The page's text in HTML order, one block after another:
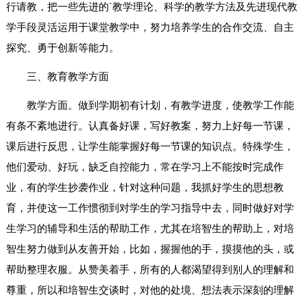
行请教，把一些先进的`教学理论、科学的教学方法及先进现代教
学手段灵活运用于课堂教学中，努力培养学生的合作交流、自主
探究、勇于创新等能力。
三、教育教学方面
教学方面。做到学期初有计划，有教学进度，使教学工作能
有条不紊地进行。认真备好课，写好教案，努力上好每一节课，
课后进行反思，让学生能掌握好每一节课的知识点。特殊学生，
他们爱动、好玩，缺乏自控能力，常在学习上不能按时完成作
业，有的学生抄袭作业，针对这种问题，我抓好学生的思想教
育，并使这一工作惯彻到对学生的学习指导中去，同时做好对学
生学习的辅导和生活的帮助工作，尤其在培智生的帮助上，对培
智生努力做到从友善开始，比如，握握他的手，摸摸他的头，或
帮助整理衣服。从赞美着手，所有的人都渴望得到别人的理解和
尊重，所以和培智生交谈时，对他的处境、想法表示深刻的理解